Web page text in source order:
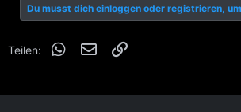
Du musst dich einloggen oder registrieren,
Teilen: WhatsApp
E-Mail